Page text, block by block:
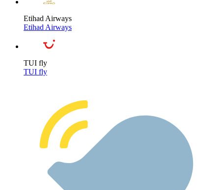
Etihad Airways
Etihad Airways
TUI fly
TUI fly